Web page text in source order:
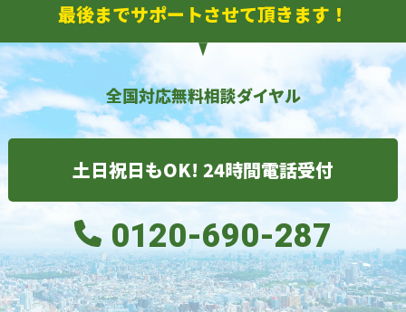
最後までサポートさせて頂きます！
全国対応無料相談ダイヤル
土日祝日もOK! 24時間電話受付
0120-690-287